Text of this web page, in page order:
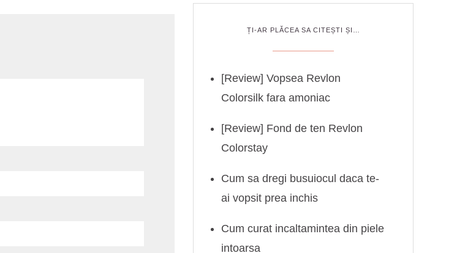
ȚI-AR PLĂCEA SA CITEȘTI ȘI…
[Review] Vopsea Revlon
Colorsilk fara amoniac
[Review] Fond de ten Revlon
Colorstay
Cum sa dregi busuiocul daca te-
ai vopsit prea inchis
Cum curat incaltamintea din piele
intoarsa